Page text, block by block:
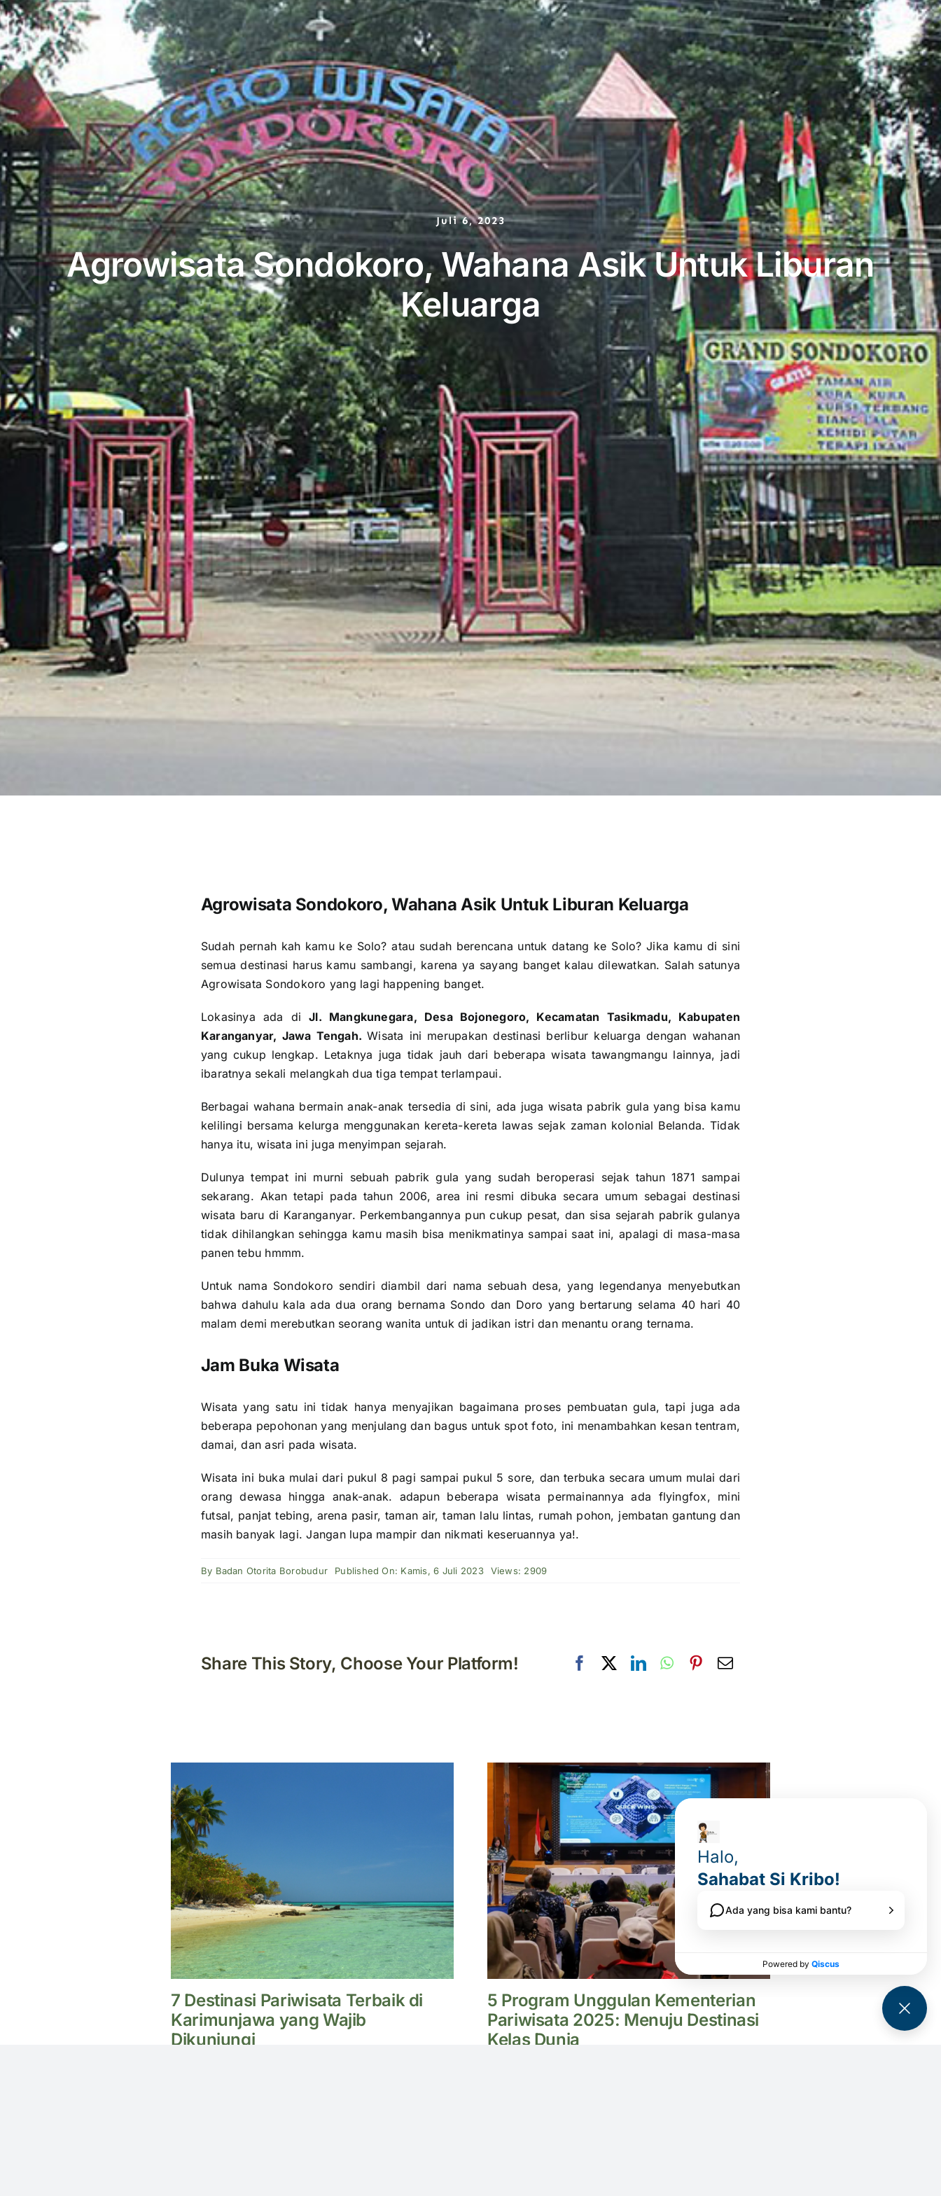
Juli 6, 2023
Agrowisata Sondokoro, Wahana Asik Untuk Liburan
Keluarga
Agrowisata Sondokoro, Wahana Asik Untuk Liburan Keluarga
Sudah pernah kah kamu ke Solo? atau sudah berencana untuk datang ke Solo? Jika kamu di sini
semua destinasi harus kamu sambangi, karena ya sayang banget kalau dilewatkan. Salah satunya
Agrowisata Sondokoro yang lagi happening banget.
Lokasinya ada diJl. Mangkunegara, Desa Bojonegoro, Kecamatan Tasikmadu, Kabupaten
Karanganyar, Jawa Tengah.Wisata ini merupakan destinasi berlibur keluarga dengan wahanan
yang cukup lengkap. Letaknya juga tidak jauh dari beberapa wisata tawangmangu lainnya, jadi
ibaratnya sekali melangkah dua tiga tempat terlampaui.
Berbagai wahana bermain anak-anak tersedia di sini, ada juga wisata pabrik gula yang bisa kamu
kelilingi bersama kelurga menggunakan kereta-kereta lawas sejak zaman kolonial Belanda. Tidak
hanya itu, wisata ini juga menyimpan sejarah.
Dulunya tempat ini murni sebuah pabrik gula yang sudah beroperasi sejak tahun 1871 sampai
sekarang. Akan tetapi pada tahun 2006, area ini resmi dibuka secara umum sebagai destinasi
wisata baru di Karanganyar. Perkembangannya pun cukup pesat, dan sisa sejarah pabrik gulanya
tidak dihilangkan sehingga kamu masih bisa menikmatinya sampai saat ini, apalagi di masa-masa
panen tebu hmmm.
Untuk nama Sondokoro sendiri diambil dari nama sebuah desa, yang legendanya menyebutkan
bahwa dahulu kala ada dua orang bernama Sondo dan Doro yang bertarung selama 40 hari 40
malam demi merebutkan seorang wanita untuk di jadikan istri dan menantu orang ternama.
Jam Buka Wisata
Wisata yang satu ini tidak hanya menyajikan bagaimana proses pembuatan gula, tapi juga ada
beberapa pepohonan yang menjulang dan bagus untuk spot foto, ini menambahkan kesan tentram,
damai, dan asri pada wisata.
Wisata ini buka mulai dari pukul 8 pagi sampai pukul 5 sore, dan terbuka secara umum mulai dari
orang dewasa hingga anak-anak. adapun beberapa wisata permainannya ada flyingfox, mini
futsal, panjat tebing, arena pasir, taman air, taman lalu lintas, rumah pohon, jembatan gantung dan
masih banyak lagi. Jangan lupa mampir dan nikmati keseruannya ya!.
By Badan Otorita Borobudur Published On: Kamis, 6 Juli 2023 Views: 2909
Share This Story, Choose Your Platform!
7 Destinasi Pariwisata Terbaik di
Karimunjawa yang Wajib
Dikunjungi
5 Program Unggulan Kementerian
Pariwisata 2025: Menuju Destinasi
Kelas Dunia